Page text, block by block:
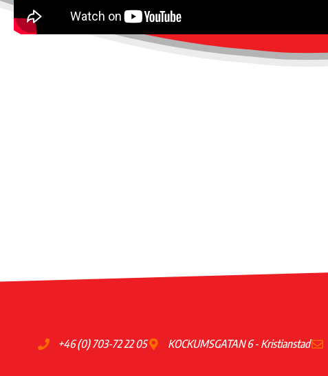
+46 (0) 703-72 22 05 KOCKUMSGATAN 6 - Kristianstad